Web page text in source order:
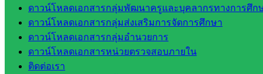
ดาวน์โหลดเอกสารกลุ่มพัฒนาครูและบุคลากรทางการศึก
ดาวน์โหลดเอกสารกลุ่มส่งเสริมการจัดการศึกษา
ดาวน์โหลดเอกสารกลุ่มอำนวยการ
ดาวน์โหลดเอกสารหน่วยตรวจสอบภายใน
ติดต่อเรา
เว็บไซต์
อ.ค.ก.ศ.เขต
พื้นที่การ
ศึกษา